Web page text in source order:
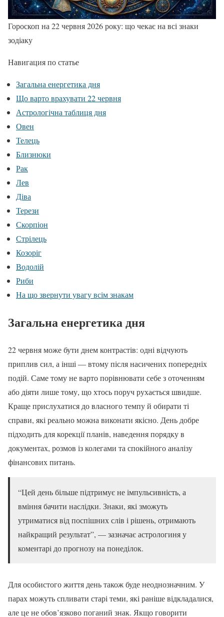
Гороскоп на 22 червня 2026 року: що чекає на всі знаки
зодіаку
Навигация по статье
Загальна енергетика дня
Що варто врахувати 22 червня
Астрологічна таблиця дня
Овен
Телець
Близнюки
Рак
Лев
Діва
Терези
Скорпіон
Стрілець
Козоріг
Водолій
Риби
На що звернути увагу всім знакам
Загальна енергетика дня
22 червня може бути днем контрастів: одні відчують
приплив сил, а інші — втому після насичених попередніх
подій. Саме тому не варто порівнювати себе з оточенням
або діяти лише тому, що хтось поруч рухається швидше.
Краще прислухатися до власного темпу й обирати ті
справи, які реально можна виконати якісно. День добре
підходить для корекції планів, наведення порядку в
документах, розмов із колегами та спокійного аналізу
фінансових питань.
“Цей день більше підтримує не імпульсивність, а
вміння бачити наслідки. Знаки, які зможуть
утриматися від поспішних слів і рішень, отримають
найкращий результат”, — зазначає астрологиня у
коментарі до прогнозу на понеділок.
Для особистого життя день також буде неоднозначним. У
парах можуть спливати старі теми, які раніше відкладалися,
але це не обов’язково поганий знак. Якщо говорити